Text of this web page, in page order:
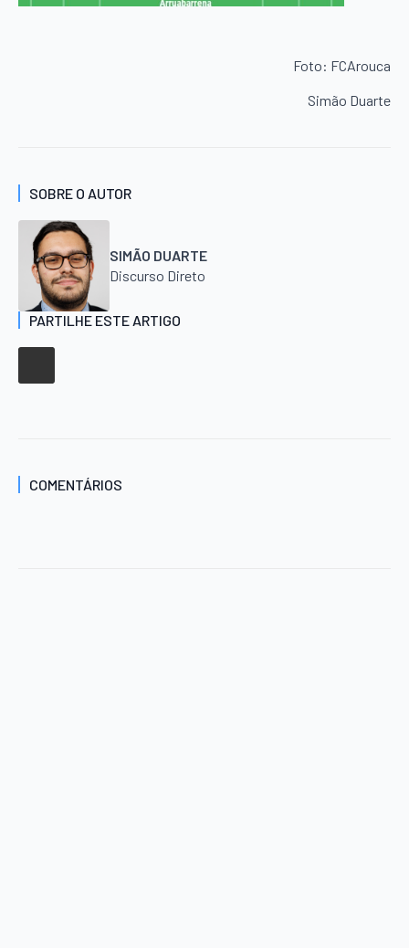
Foto: FCArouca
Simão Duarte
SOBRE O AUTOR
SIMÃO DUARTE
Discurso Direto
PARTILHE ESTE ARTIGO
COMENTÁRIOS